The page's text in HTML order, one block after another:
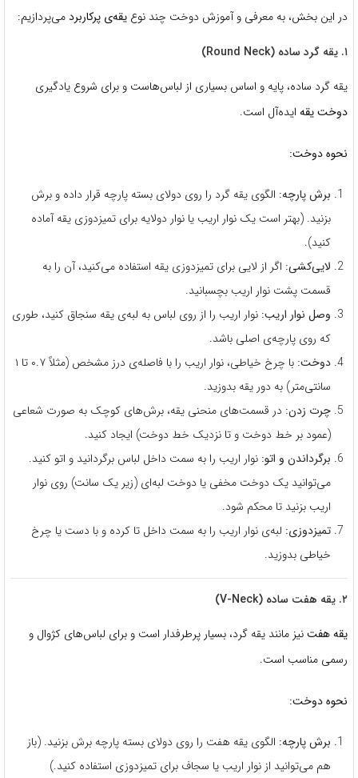
در این بخش، به معرفی و آموزش دوخت چند نوع یقه‌ی پرکاربردمی‌پردازیم:
۱. یقه گرد ساده (Round Neck)
یقه گرد ساده، پایه و اساس بسیاری از لباس‌هاست و برای شروع یادگیری
دوخت یقه ایده‌آل است.
نحوه دوخت:
برش پارچه: الگوی یقه گرد را روی دولای بسته پارچه قرار داده و برش
بزنید. (بهتر است یک نوار اریب یا نوار دولایه برای تمیزدوزی یقه آماده
کنید).
لایی‌کشی: اگر از لایی برای تمیزدوزی یقه استفاده می‌کنید، آن را به
قسمت پشت نوار اریب بچسبانید.
وصل نوار اریب: نوار اریب را از روی لباس به لبه‌ی یقه سنجاق کنید، طوری
که روی پارچه‌ی اصلی باشد.
دوخت:
با چرخ خیاطی، نوار اریب را با فاصله‌ی درز مشخص (مثلاً ۰.۷ تا ۱
سانتی‌متر) به دور یقه بدوزید.
چرت زدن: در قسمت‌های منحنی یقه، برش‌های کوچک به صورت شعاعی
(عمود بر خط دوخت و تا نزدیک خط دوخت) ایجاد کنید.
برگرداندن و اتو: نوار اریب را به سمت داخل لباس برگردانید و اتو کنید.
می‌توانید یک دوخت مخفی یا دوخت لبه‌ای (زیر یک سانت) روی نوار
اریب بزنید تا محکم شود.
تمیزدوزی: لبه‌ی نوار اریب را به سمت داخل تا کرده و با دست یا چرخ
خیاطی بدوزید.
۲. یقه هفت ساده (V-Neck)
یقه هفتنیز مانند یقه گرد، بسیار پرطرفدار است و برای لباس‌های کژوال و
رسمی مناسب است.
نحوه دوخت:
برش پارچه: الگوی یقه هفت را روی دولای بسته پارچه برش بزنید. (باز
هم می‌توانید از نوار اریب یا سجاف برای تمیزدوزی استفاده کنید.)